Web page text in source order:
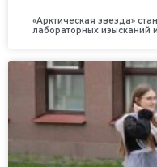
«Арктическая звезда»
лабораторных изысканий